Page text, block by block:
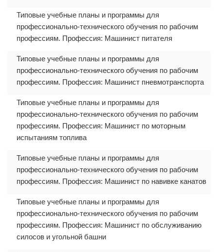
Типовые учебные планы и программы для
профессионально-технического обучения по рабочим
профессиям. Профессия: Машинист питателя
Типовые учебные планы и программы для
профессионально-технического обучения по рабочим
профессиям. Профессия: Машинист пневмотранспорта
Типовые учебные планы и программы для
профессионально-технического обучения по рабочим
профессиям. Профессия: Машинист по моторным
испытаниям топлива
Типовые учебные планы и программы для
профессионально-технического обучения по рабочим
профессиям. Профессия: Машинист по навивке канатов
Типовые учебные планы и программы для
профессионально-технического обучения по рабочим
профессиям. Профессия: Машинист по обслуживанию
силосов и угольной башни